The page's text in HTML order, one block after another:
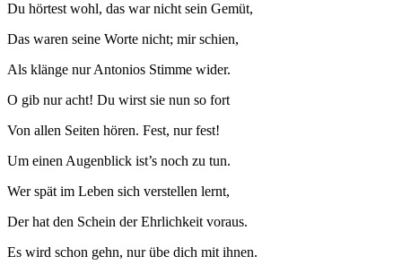
Du hörtest wohl, das war nicht sein Gemüt,
Das waren seine Worte nicht; mir schien,
Als klänge nur Antonios Stimme wider.
O gib nur acht! Du wirst sie nun so fort
Von allen Seiten hören. Fest, nur fest!
Um einen Augenblick ist’s noch zu tun.
Wer spät im Leben sich verstellen lernt,
Der hat den Schein der Ehrlichkeit voraus.
Es wird schon gehn, nur übe dich mit ihnen.